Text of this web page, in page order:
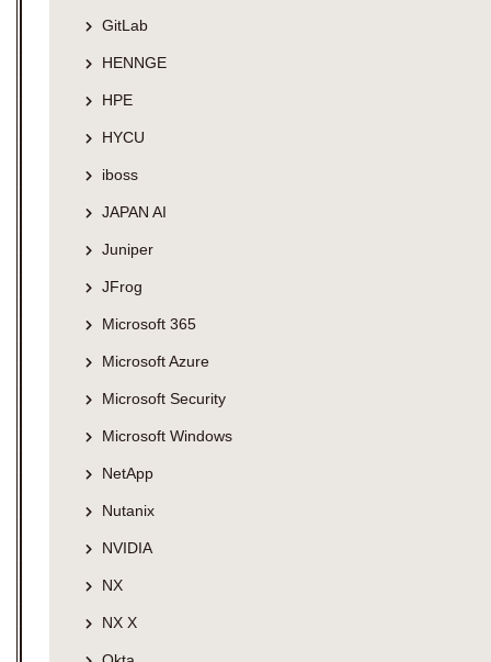
GitLab
HENNGE
HPE
HYCU
iboss
JAPAN AI
Juniper
JFrog
Microsoft 365
Microsoft Azure
Microsoft Security
Microsoft Windows
NetApp
Nutanix
NVIDIA
NX
NX X